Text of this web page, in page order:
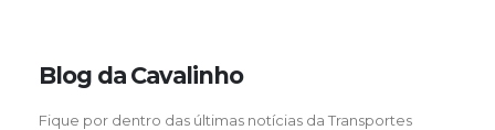
Blog da Cavalinho
Fique por dentro das últimas notícias da Transportes